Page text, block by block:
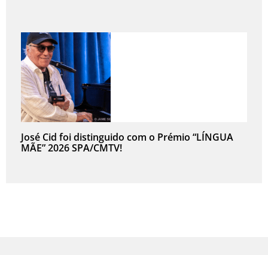
José Cid foi distinguido com o Prémio “LÍNGUA
MÃE” 2026 SPA/CMTV!